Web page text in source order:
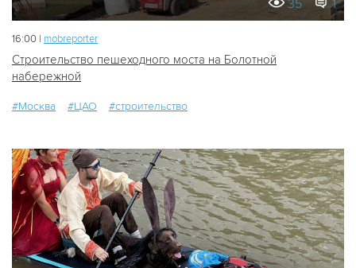
35 1
16:00 | mobreporter
Строительство пешеходного моста на Болотной
набережной
#Москва #ЦАО #строительство